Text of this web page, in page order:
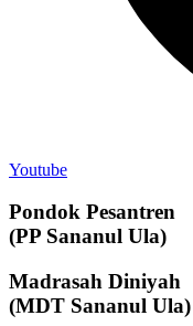
Youtube
Pondok Pesantren
(PP Sananul Ula)
Madrasah Diniyah
(MDT Sananul Ula)